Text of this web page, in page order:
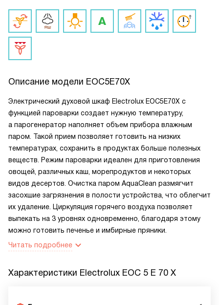
Описание модели EOC5E70X
Электрический духовой шкаф Electrolux EOC5E70X с
функцией пароварки создает нужную температуру,
а парогенератор наполняет объем прибора влажным
паром. Такой прием позволяет готовить на низких
температурах, сохранить в продуктах больше полезных
веществ. Режим пароварки идеален для приготовления
овощей, различных каш, морепродуктов и некоторых
видов десертов. Очистка паром AquaClean размягчит
засохшие загрязнения в полости устройства, что облегчит
их удаление. Циркуляция горячего воздуха позволяет
выпекать на 3 уровнях одновременно, благодаря этому
можно готовить печенье и имбирные пряники.
Читать подробнее
Характеристики Electrolux EOC 5 E 70 X